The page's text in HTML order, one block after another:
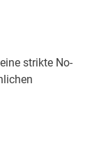
strikte No-